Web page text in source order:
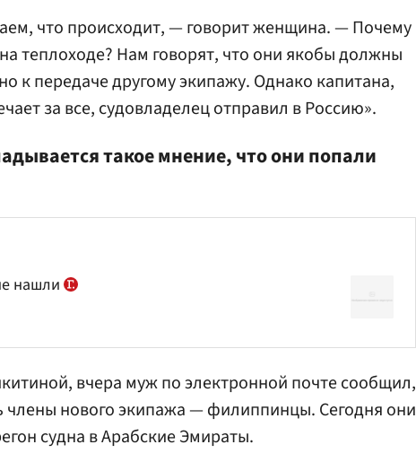
что происходит, — говорит женщина. — Почему
теплоходе? Нам говорят, что они якобы должны
к передаче другому экипажу. Однако капитана,
за все, судовладелец отправил в Россию».
такое мнение, что они попали
нашли
вчера муж по электронной почте сообщил,
члены нового экипажа — филиппинцы. Сегодня они
судна в Арабские Эмираты.